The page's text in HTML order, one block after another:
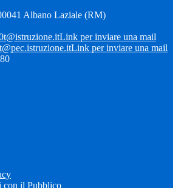
Albano Laziale (RM)
Link per inviare una mail
Link per inviare una mail
il Pubblico